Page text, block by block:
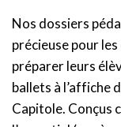
Nos dossiers
précieuse pour
préparer leurs
ballets à l’affiche
Capitole. Conçus